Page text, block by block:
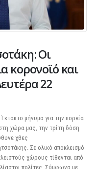
Οι
κορονοϊό και
22
μήνυμα για την πορεία
χώρα μας, την τρίτη δόση
χθες
Σε ολικό αποκλεισμό
χώρους τίθενται από
πολίτες. Σύμφωνα με